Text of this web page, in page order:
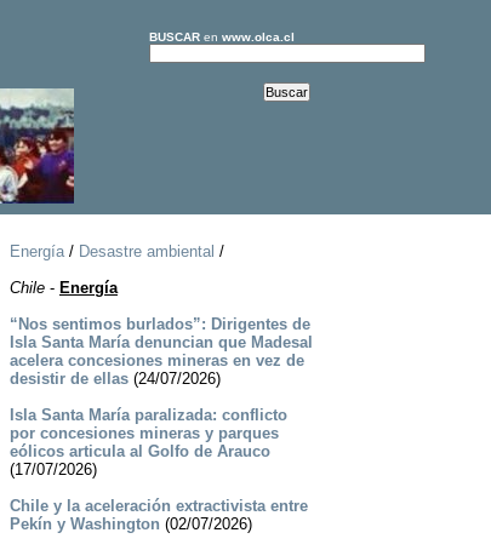
BUSCARen www.olca.cl
Energía/ Desastre ambiental /
Chile- Energía
“Nos sentimos burlados”: Dirigentes de
Isla Santa María denuncian que Madesal
acelera concesiones mineras en vez de
desistir de ellas(24/07/2026)
Isla Santa María paralizada: conflicto
por concesiones mineras y parques
eólicos articula al Golfo de Arauco
(17/07/2026)
Chile y la aceleración extractivista entre
Pekín y Washington (02/07/2026)